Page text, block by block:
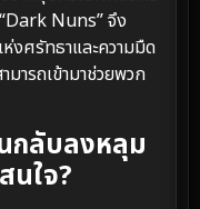
Nuns” จึง
งศรัทธาและความมืด
ารถเข้ามาช่วยพวก
กลับลงหลุม
นใจ?